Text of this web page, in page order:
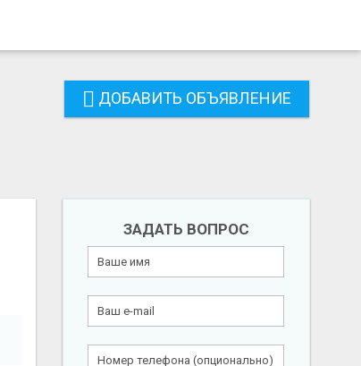
ДОБАВИТЬ ОБЪЯВЛЕНИЕ
ЗАДАТЬ ВОПРОС